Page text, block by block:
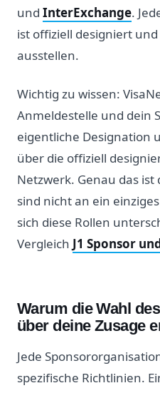
und InterExchange.
ist offiziell designiert
ausstellen.
Wichtig zu wissen:
Anmeldestelle und dein
eigentliche Designation
über die offiziell
Netzwerk. Genau das
sind nicht an ein
sich diese Rollen
Vergleich J1 Sponsor
Warum die Wahl
über deine Zusage
Jede
spezifische Richtlinien.